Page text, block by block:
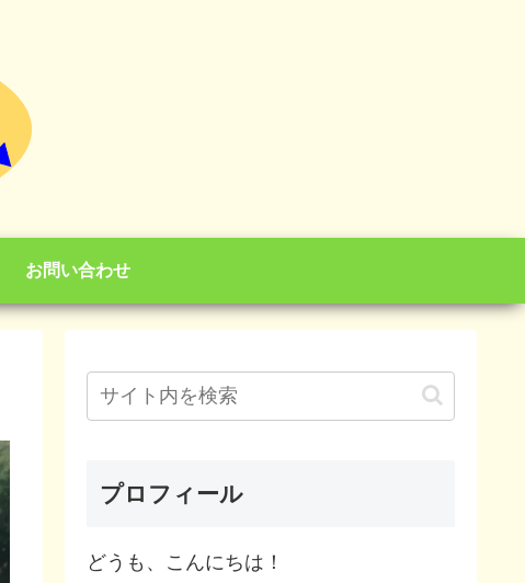
お問い合わせ
プロフィール
どうも、こんにちは！